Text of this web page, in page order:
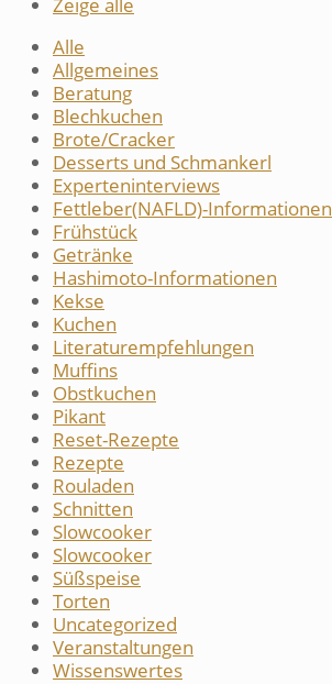
Alle
Allgemeines
Beratung
Blechkuchen
Brote/Cracker
Desserts und Schmankerl
Experteninterviews
Fettleber(NAFLD)-Informationen
Frühstück
Getränke
Hashimoto-Informationen
Kekse
Kuchen
Literaturempfehlungen
Muffins
Obstkuchen
Pikant
Reset-Rezepte
Rezepte
Rouladen
Schnitten
Slowcooker
Slowcooker
Süßspeise
Torten
Uncategorized
Veranstaltungen
Wissenswertes